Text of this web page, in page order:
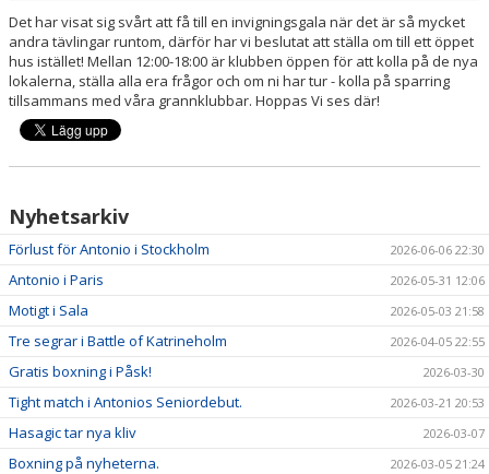
Det har visat sig svårt att få till en invigningsgala när det är så mycket
andra tävlingar runtom, därför har vi beslutat att ställa om till ett öppet
hus istället! Mellan 12:00-18:00 är klubben öppen för att kolla på de nya
lokalerna, ställa alla era frågor och om ni har tur - kolla på sparring
tillsammans med våra grannklubbar. Hoppas Vi ses där!
Nyhetsarkiv
Förlust för Antonio i Stockholm 2026-06-06 22:30
Antonio i Paris 2026-05-31 12:06
Motigt i Sala 2026-05-03 21:58
Tre segrar i Battle of Katrineholm 2026-04-05 22:55
Gratis boxning i Påsk! 2026-03-30
Tight match i Antonios Seniordebut. 2026-03-21 20:53
Hasagic tar nya kliv 2026-03-07
Boxning på nyheterna. 2026-03-05 21:24